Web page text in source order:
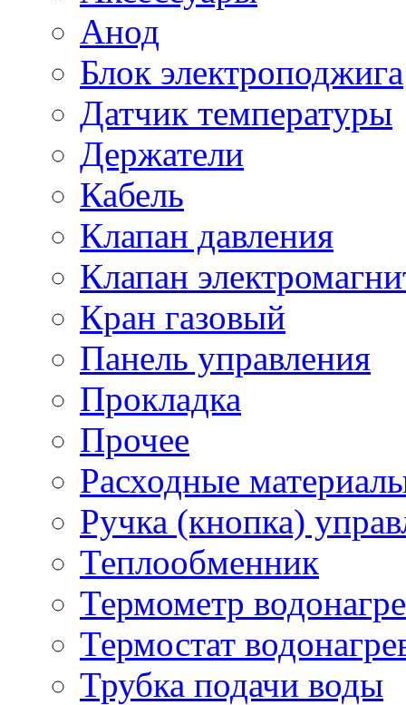
Анод
Блок электроподжига
Датчик температуры
Держатели
Кабель
Клапан давления
Клапан
Кран газовый
Панель управления
Прокладка
Прочее
Расходные
Ручка (кнопка)
Теплообменник
Термометр
Термостат
Трубка подачи воды